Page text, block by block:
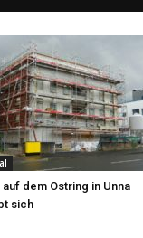
dem Ostring in Unna
sich